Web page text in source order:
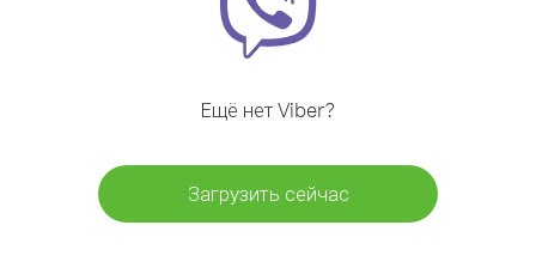
Ещё нет Viber?
Загрузить сейчас